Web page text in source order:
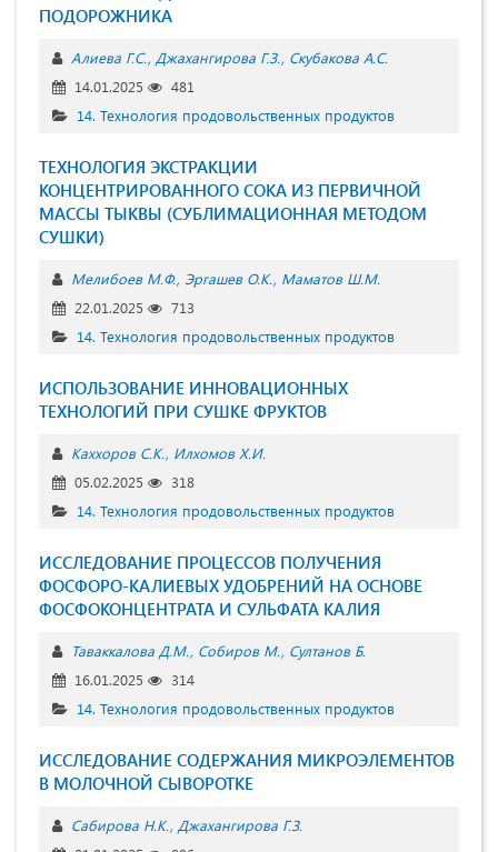
ПОДОРОЖНИКА
Алиева Г.С. Джахангирова Г.З. Скубакова А.С.
14.01.2025
481
14. Технология продовольственных продуктов
ТЕХНОЛОГИЯ ЭКСТРАКЦИИ
КОНЦЕНТРИРОВАННОГО СОКА ИЗ ПЕРВИЧНОЙ
МАССЫ ТЫКВЫ (СУБЛИМАЦИОННАЯ МЕТОДОМ
СУШКИ)
Мелибоев М.Ф. Эргашев О.К. Маматов Ш.М.
22.01.2025
713
14. Технология продовольственных продуктов
ИСПОЛЬЗОВАНИЕ ИННОВАЦИОННЫХ
ТЕХНОЛОГИЙ ПРИ СУШКЕ ФРУКТОВ
Каххоров С.К. Илхомов Х.И.
05.02.2025
318
14. Технология продовольственных продуктов
ИССЛЕДОВАНИЕ ПРОЦЕССОВ ПОЛУЧЕНИЯ
ФОСФОРО-КАЛИЕВЫХ УДОБРЕНИЙ НА ОСНОВЕ
ФОСФОКОНЦЕНТРАТА И СУЛЬФАТА КАЛИЯ
Таваккалова Д.М. Собиров М. Султанов Б.
16.01.2025
314
14. Технология продовольственных продуктов
ИССЛЕДОВАНИЕ СОДЕРЖАНИЯ МИКРОЭЛЕМЕНТОВ
В МОЛОЧНОЙ СЫВОРОТКЕ
Сабирова Н.К. Джахангирова Г.З.